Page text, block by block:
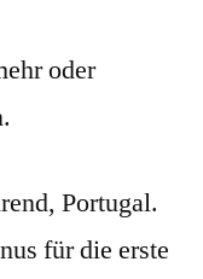
oder
Portugal.
für die erste